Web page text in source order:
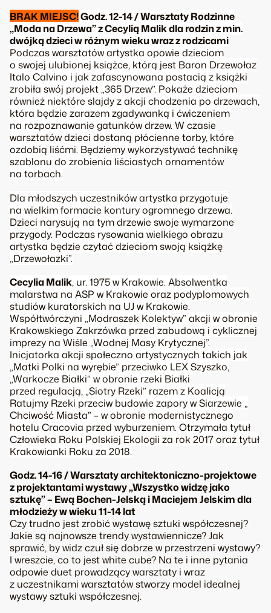
BRAK MIEJSC!Godz. 12-14 / Warsztaty Rodzinne
„Moda na Drzewa” z Cecylią Malik dla rodzin z min.
dwójką dzieci w różnym wieku wraz z rodzicami
Podczas warsztatów artystka opowie dzieciom
o swojej ulubionej książce, którą jest Baron Drzewołaz
Italo Calvino i jak zafascynowana postacią z książki
zrobiła swój projekt „365 Drzew”. Pokaże dzieciom
również niektóre slajdy z akcji chodzenia po drzewach,
która będzie zarazem zgadywanką i ćwiczeniem
na rozpoznawanie gatunków drzew. W czasie
warsztatów dzieci dostaną płócienne torby, które
ozdobią liśćmi. Będziemy wykorzystywać technikę
szablonu do zrobienia liściastych ornamentów
na torbach.
Dla młodszych uczestników artystka przygotuje
na wielkim formacie kontury ogromnego drzewa.
Dzieci narysują na tym drzewie swoje wymarzone
przygody. Podczas rysowania wielkiego obrazu
artystka będzie czytać dzieciom swoją książkę
„Drzewołazki”.
Cecylia Malik, ur. 1975 w Krakowie. Absolwentka
malarstwa na ASP w Krakowie oraz podyplomowych
studiów kuratorskich na UJ w Krakowie.
Współtwórczyni „Modraszek Kolektyw” akcji w obronie
Krakowskiego Zakrzówka przed zabudową i cyklicznej
imprezy na Wiśle „Wodnej Masy Krytycznej”.
Inicjatorka akcji społeczno artystycznych takich jak
„Matki Polki na wyrębie” przeciwko LEX Szyszko,
„Warkocze Białki” w obronie rzeki Białki
przed regulacją, „Siotry Rzeki” razem z Koalicją
Ratujmy Rzeki przeciw budowie zapory w Siarzewie „
Chciwość Miasta” – w obronie modernistycznego
hotelu Cracovia przed wyburzeniem. Otrzymała tytuł
Człowieka Roku Polskiej Ekologii za rok 2017 oraz tytuł
Krakowianki Roku za 2018.
Godz. 14-16 / Warsztaty architektoniczno-projektowe
z projektantami wystawy „Wszystko widzę jako
sztukę” – Ewą Bochen-Jelską i Maciejem Jelskim dla
młodzieży w wieku 11-14 lat
Czy trudno jest zrobić wystawę sztuki współczesnej?
Jakie są najnowsze trendy wystawiennicze? Jak
sprawić, by widz czuł się dobrze w przestrzeni wystawy?
I wreszcie, co to jestwhite cube? Na te i inne pytania
odpowie duet prowadzący warsztaty i wraz
z uczestnikami warsztatów stworzy model idealnej
wystawy sztuki współczesnej.